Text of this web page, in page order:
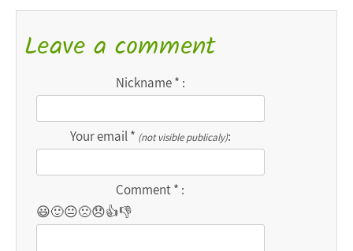
Leave a comment
Nickname * :
Your email * (not visible publicaly):
Comment * :
😃🙂😐🙁😞👍👎